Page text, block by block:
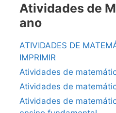
Atividades de
ano
ATIVIDADES DE
IMPRIMIR
Atividades de
Atividades de
Atividades de